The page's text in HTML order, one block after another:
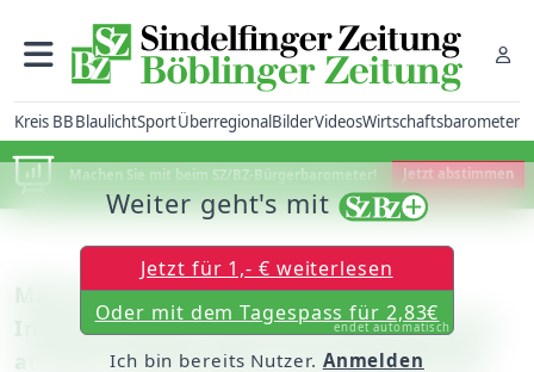
Kreis BBBlaulichtSportÜberregionalBilderVideosWirtschaftsbarometer
Machen Sie mit beim SZ/BZ-Bürgerbarometer! Jetzt abstimmen
Motocross: Volles Haus bei der
Internationalen Deutschen Meisterschaft
auf dem Holzgerlinger Schützenbühlring
Weiter geht's mit
Jetzt für 1,- € weiterlesen
Oder mit dem Tagespass für 2,83€
endet automatisch
Ich bin bereits Nutzer. Anmelden